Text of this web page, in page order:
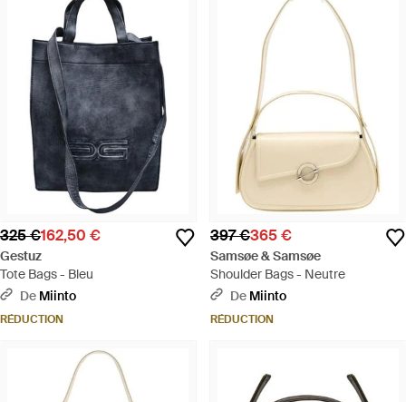
325 €162,50 €
Gestuz
Tote Bags - Bleu
De Miinto
RÉDUCTION
397 €365 €
Samsøe & Samsøe
Shoulder Bags - Neutre
De Miinto
RÉDUCTION